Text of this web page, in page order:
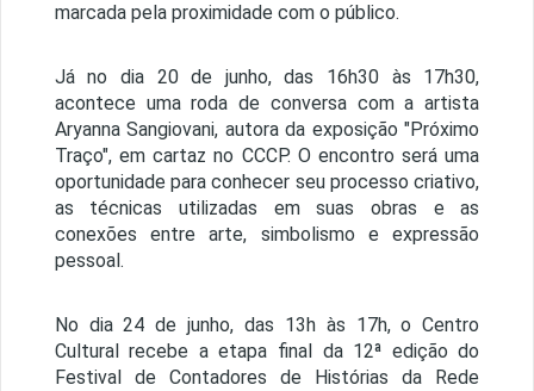
marcada pela proximidade com o público.
Já no dia 20 de junho, das 16h30 às 17h30,
acontece uma roda de conversa com a artista
Aryanna Sangiovani, autora da exposição "Próximo
Traço", em cartaz no CCCP. O encontro será uma
oportunidade para conhecer seu processo criativo,
as técnicas utilizadas em suas obras e as
conexões entre arte, simbolismo e expressão
pessoal.
No dia 24 de junho, das 13h às 17h, o Centro
Cultural recebe a etapa final da 12ª edição do
Festival de Contadores de Histórias da Rede